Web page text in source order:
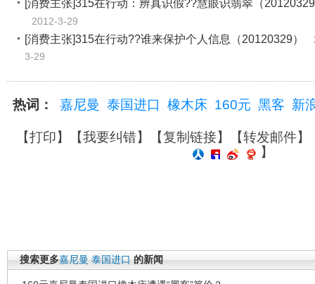
[消费主张]315在行动：辨真识假??慧眼识翡翠（
2012-3-29
[消费主张]315在行动??谁来保护个人信息（20120329）
3-29
热词： 嘉尼曼 泰国进口 橡木床 160元 黑客 新
【打印】【我要纠错】【复制链接】【转发邮件】
】
搜索更多嘉尼曼 泰国进口 的新闻